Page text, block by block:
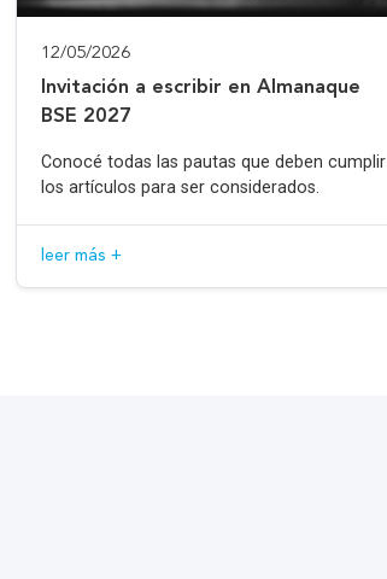
12/05/2026
Invitación a escribir en Almanaque
BSE 2027
Conocé todas las pautas que deben cumplir
los artículos para ser considerados.
leer más +